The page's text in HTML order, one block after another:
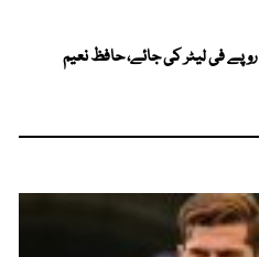
پیٹرول کی قیمت 228 روپے فی لیٹر کی جائے، حافظ نعیم